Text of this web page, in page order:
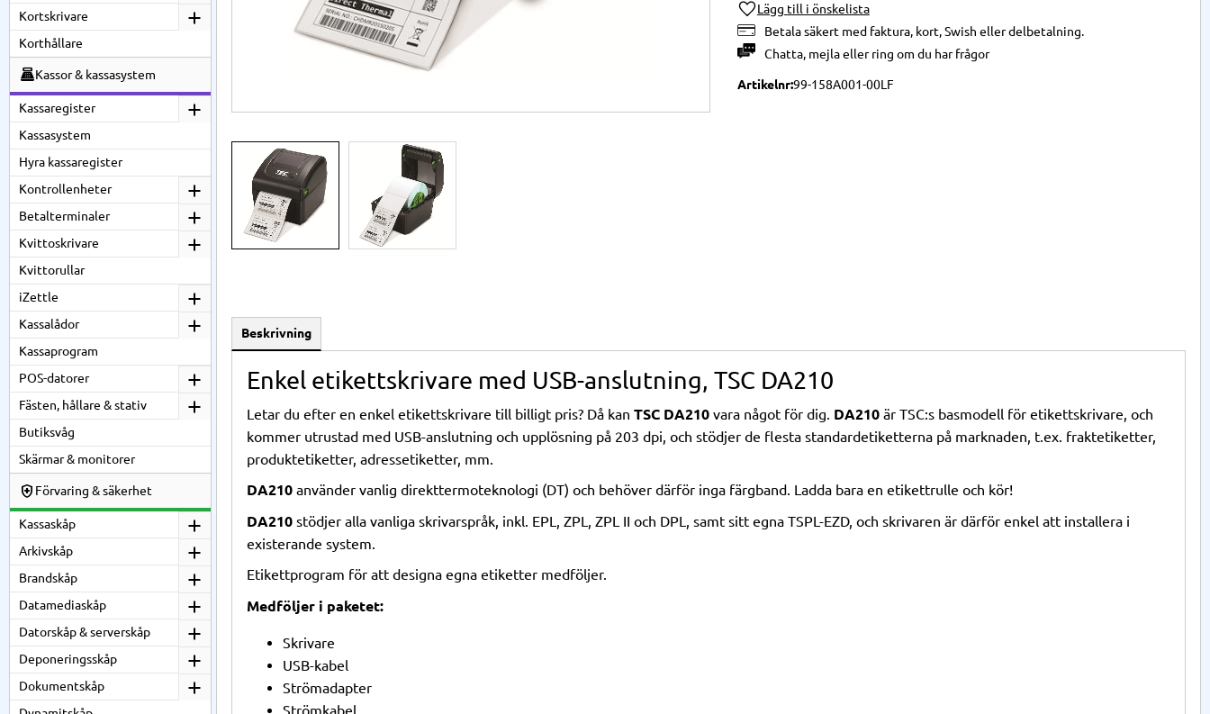
Lägg till i önskelista
Betala säkert med faktura, kort, Swish eller delbetalning.
Chatta, mejlaellerring om du har frågor
Artikelnr99-158A001-00LF
Beskrivning
Enkel etikettskrivare med USB-anslutning, TSC DA210
Letar du efter en enkel etikettskrivare till billigt pris? Då kan TSC DA210 vara något för dig. DA210 är TSC:s basmodell för etikettskrivare, och
kommer utrustad med USB-anslutning och upplösning på 203 dpi, och stödjer de flesta standardetiketterna på marknaden, t.ex. fraktetiketter,
produktetiketter, adressetiketter, mm.
DA210 använder vanlig direkttermoteknologi (DT) och behöver därför inga färgband. Ladda bara en etikettrulle och kör!
DA210 stödjer alla vanliga skrivarspråk, inkl. EPL, ZPL, ZPL II och DPL, samt sitt egna TSPL-EZD, och skrivaren är därför enkel att installera i
existerande system.
Etikettprogram för att designa egna etiketter medföljer.
Medföljer i paketet:
Skrivare
USB-kabel
Strömadapter
Strömkabel
Kortskrivare
Korthållare
Kassor & kassasystem
Kassaregister
Kassasystem
Hyra kassaregister
Kontrollenheter
Betalterminaler
Kvittoskrivare
Kvittorullar
iZettle
Kassalådor
Kassaprogram
POS-datorer
Fästen, hållare & stativ
Butiksvåg
Skärmar & monitorer
Förvaring & säkerhet
Kassaskåp
Arkivskåp
Brandskåp
Datamediaskåp
Datorskåp & serverskåp
Deponeringsskåp
Dokumentskåp